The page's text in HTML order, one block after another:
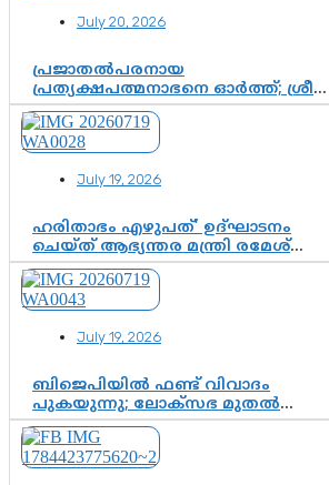
ചുണക്കുട്ടൻ
July 20, 2026
പ്രജാതൽപരനായ
പ്രത്യക്ഷപത്മനാഭനെ ഓർത്ത്; ശ്രീ
ചിത്തിര തിരുനാൾ മഹാരാജാവിന്റെ
35-ാം നാടുനീങ്ങൽ ദിനം ഇന്ന്
July 19, 2026
ഹരിതാഭം എഴുപത്’ ഉദ്ഘാടനം
ചെയ്ത് ആഭ്യന്തര മന്ത്രി രമേശ്
ചെന്നിത്തല; ആർ. ഹരികുമാറിന്റെ
സപ്തതി ആഘോഷങ്ങൾക്ക്
പ്രൗഢമായ തുടക്കം
July 19, 2026
ബിജെപിയിൽ ഫണ്ട് വിവാദം
പുകയുന്നു; ലോക്സഭ മുതൽ
നിയമസഭ വരെ 140 മണ്ഡലങ്ങളിലെ
ഫണ്ട് വിനിയോഗം
പരിശോധിക്കുമോ? കേന്ദ്രത്തിനും